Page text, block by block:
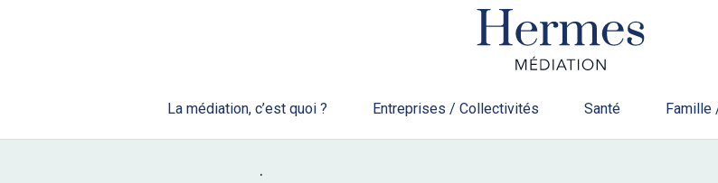
La médiation, c’est quoi ? Entreprises / Collectivités Santé Famille
.